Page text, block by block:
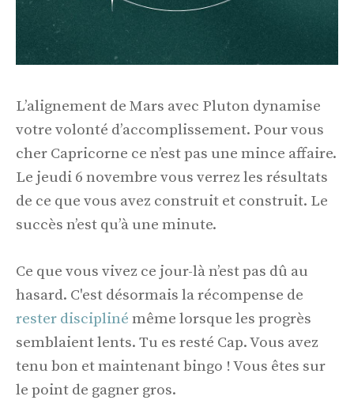
L’alignement de Mars avec Pluton dynamise
votre volonté d’accomplissement. Pour vous
cher Capricorne ce n’est pas une mince affaire.
Le jeudi 6 novembre vous verrez les résultats
de ce que vous avez construit et construit. Le
succès n’est qu’à une minute.
Ce que vous vivez ce jour-là n’est pas dû au
hasard. C'est désormais la récompense de
rester discipliné même lorsque les progrès
semblaient lents. Tu es resté Cap. Vous avez
tenu bon et maintenant bingo ! Vous êtes sur
le point de gagner gros.